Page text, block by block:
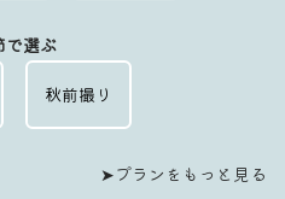
で選ぶ
秋前撮り
➤プランをもっと見る